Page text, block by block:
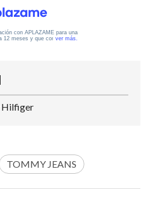
Hilfiger
TOMMY JEANS